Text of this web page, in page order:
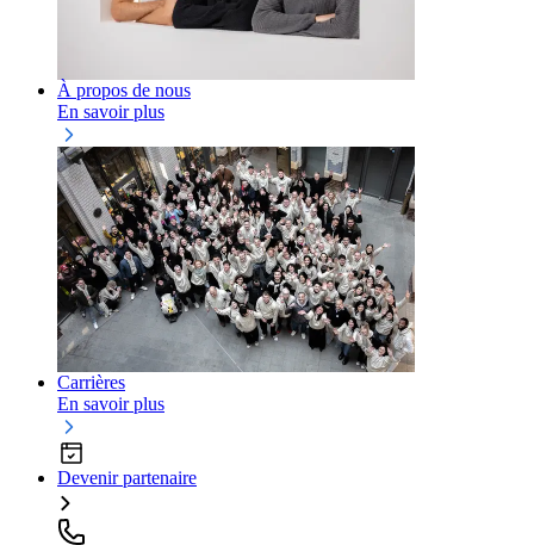
À propos de nous
En savoir plus
Carrières
En savoir plus
Devenir partenaire